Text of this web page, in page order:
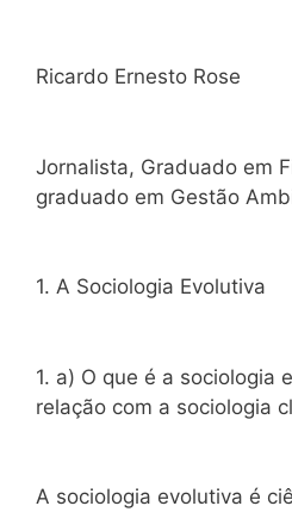
Ricardo Ernesto Rose
Jornalista, Graduado em
graduado em Gestão
1. A Sociologia Evolutiva
1. a) O que é a sociologia
relação com a sociologia
A sociologia evolutiva é